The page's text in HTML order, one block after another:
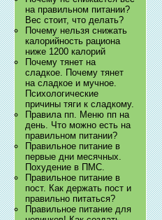
на правильном питании?
Вес стоит, что делать?
Почему нельзя снижать
калорийность рациона
ниже 1200 калорий
Почему тянет на
сладкое. Почему тянет
на сладкое и мучное.
Психологические
причины тяги к сладкому.
Правила пп. Меню пп на
день. Что можно есть на
правильном питании?
Правильное питание в
первые дни месячных.
Похудение в ПМС.
Правильное питание в
пост. Как держать пост и
правильно питаться?
Правильное питание для